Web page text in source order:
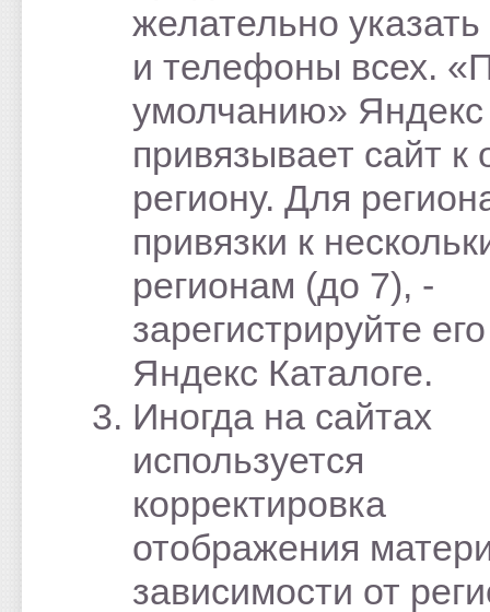
желательно
и телефоны всех.
умолчанию» Яндекс
привязывает сайт к
региону. Для
привязки к
регионам (до 7), -
зарегистрируйте
Яндекс Каталоге.
Иногда на сайтах
используется
корректировка
отображения
зависимости от